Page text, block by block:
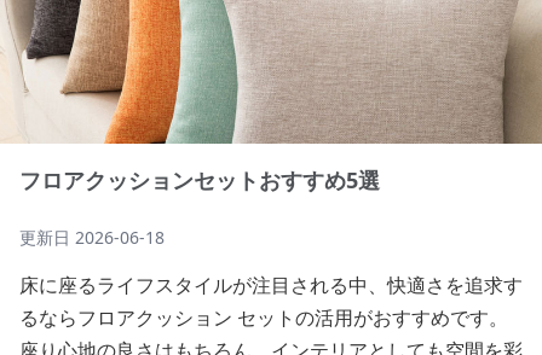
フロアクッションセットおすすめ5選
更新日 2026-06-18
床に座るライフスタイルが注目される中、快適さを追求す
るならフロアクッション セットの活用がおすすめです。